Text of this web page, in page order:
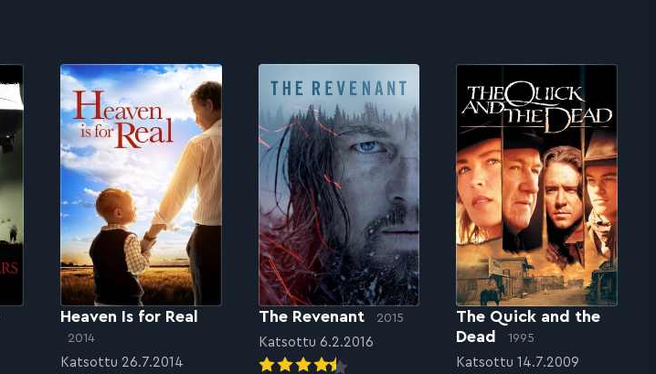
Heaven Is for Real
2014
Katsottu 26.7.2014
The Revenant 2015
Katsottu 6.2.2016
The Quick and the
Dead
1995
Katsottu 14.7.2009